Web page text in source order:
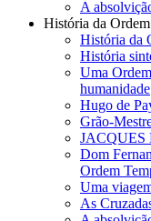
A
História da Ordem
História da
História
Uma
humanidade
Hugo de
Grão-
Dom
Ordem
Uma
As